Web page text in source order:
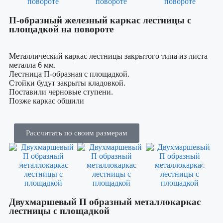
П-образный железный каркас лестницы с
площадкой на повороте
Металлический каркас лестницы закрытого типа из листа
металла 6 мм.
Лестница П-образная с площадкой.
Стойки будут закрыты кладовкой.
Поставили черновые ступени.
Позже каркас обшили
Рассчитать по своим размерам
Двухмаршевый П образный металлокаркас
лестницы с площадкой